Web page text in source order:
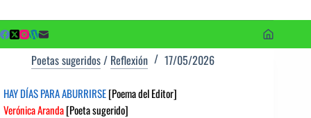
Poetas sugeridos/ Reflexión 17/05/2026
HAY DÍAS PARA ABURRIRSE[Poema del Editor]
Verónica Aranda[Poeta sugerido]